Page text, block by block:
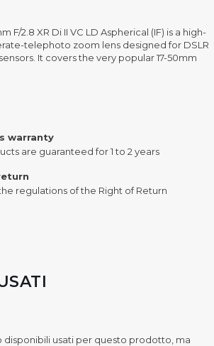
F/2.8 XR Di II VC LD Aspherical (IF) is a high-
telephoto zoom lens designed for DSLR
It covers the very popular 17-50mm
warranty
are guaranteed for 1 to 2 years
regulations of the Right of Return
disponibili usati per questo prodotto, ma